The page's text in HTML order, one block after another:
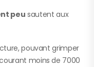
peu sautent aux
pouvant grimper
moins de 7000